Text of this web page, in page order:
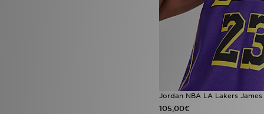
Jordan NBA LA Lakers
105,00€